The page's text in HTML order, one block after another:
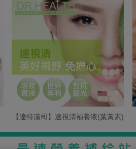
【達特漢司】速視清補養液(葉黃素)